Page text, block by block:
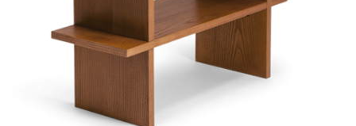
Précommande disponible